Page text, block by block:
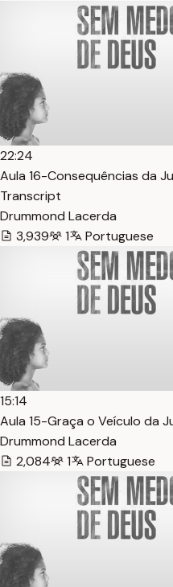
22:24
Aula 16-Consequências da
Transcript
Drummond Lacerda
3,939
1 Portuguese
15:14
Aula 15-Graça o Veículo da
Drummond Lacerda
2,084
1 Portuguese